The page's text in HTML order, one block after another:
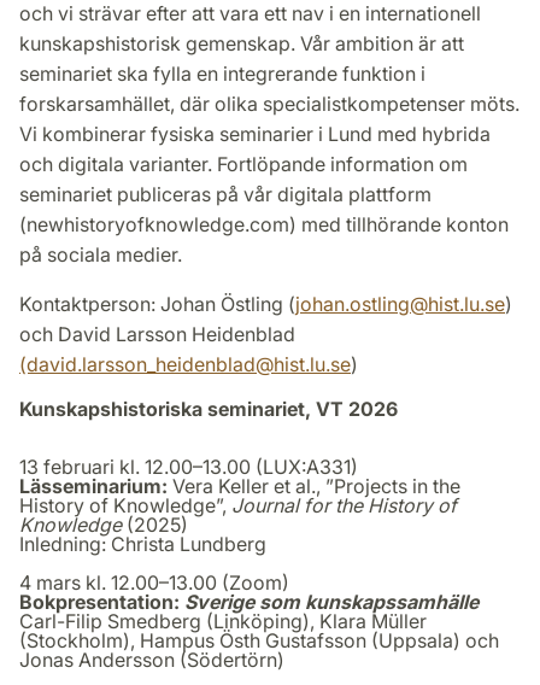
och vi strävar efter att vara ett nav i en internationell
kunskapshistorisk gemenskap. Vår ambition är att
seminariet ska fylla en integrerande funktion i
forskarsamhället, där olika specialistkompetenser möts.
Vi kombinerar fysiska seminarier i Lund med hybrida
och digitala varianter. Fortlöpande information om
seminariet publiceras på vår digitala plattform
(newhistoryofknowledge.com) med tillhörande konton
på sociala medier.
Kontaktperson: Johan Östling (johan.ostling@hist.lu.se)
och David Larsson Heidenblad
(david.larsson_heidenblad@hist.lu.se)
Kunskapshistoriska seminariet, VT 2026
13 februari kl. 12.00–13.00 (LUX:A331)
Lässeminarium: Vera Keller et al., ”Projects in the
History of Knowledge”, Journal for the History of
Knowledge (2025)
Inledning: Christa Lundberg
4 mars kl. 12.00–13.00 (Zoom)
Bokpresentation: Sverige som kunskapssamhälle
Carl-Filip Smedberg (Linköping), Klara Müller
(Stockholm), Hampus Östh Gustafsson (Uppsala) och
Jonas Andersson (Södertörn)